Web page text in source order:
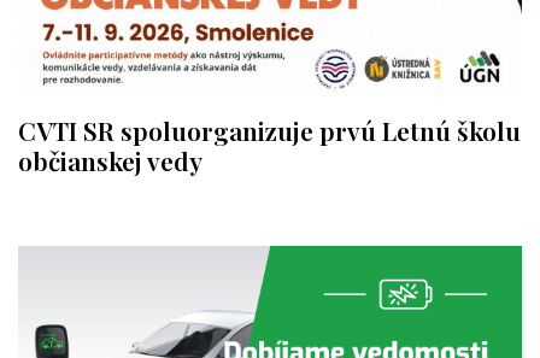
CVTI SR spoluorganizuje prvú Letnú školu
občianskej vedy